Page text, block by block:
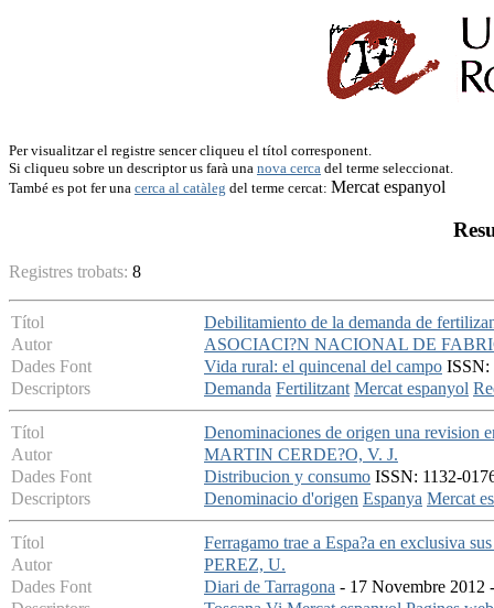
Per visualitzar el registre sencer cliqueu el títol corresponent.
Si cliqueu sobre un descriptor us farà una nova cerca del terme seleccionat.
També es pot fer una cerca al catàleg del terme cercat: Mercat espanyol
Registres trobats: 8
Títol
Debilitamiento de la demanda de
Autor
ASOCIACI?N NACIONAL DE
Dades Font
Vida rural: el quincenal del campo ISSN:
Descriptors
Demanda Fertilitzant Mercat espanyol
Títol
Denominaciones de origen una revision
Autor
MARTIN CERDE?O, V. J.
Dades Font
Distribucion y consumo ISSN: 1132-
Descriptors
Denominacio d'origen Espanya Mercat
Títol
Ferragamo trae a Espa?a en exclusiva
Autor
PEREZ, U.
Dades Font
Diari de Tarragona - 17 Novembre 2012